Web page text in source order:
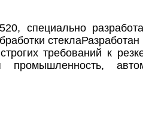
специально
требований к
промышленность,